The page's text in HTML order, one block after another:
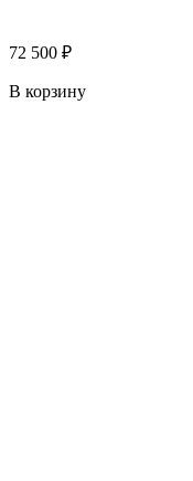
72 500 ₽
В корзину